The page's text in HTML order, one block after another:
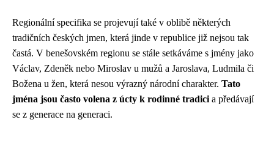
Regionální specifika se projevují také v oblibě některých
tradičních českých jmen, která jinde v republice již nejsou tak
častá. V benešovském regionu se stále setkáváme s jmény jako
Václav, Zdeněk nebo Miroslav u mužů a Jaroslava, Ludmila či
Božena u žen, která nesou výrazný národní charakter. Tato
jména jsou často volena z úcty k rodinné tradici a předávají
se z generace na generaci.